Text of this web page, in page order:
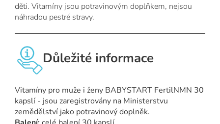
děti. Vitamíny jsou potravinovým doplňkem, nejsou
náhradou pestré stravy.
Důležité informace
Vitamíny pro muže i ženy BABYSTART FertilNMN 30
kapslí - jsou zaregistrovány na Ministerstvu
zemědělství jako potravinový doplněk.